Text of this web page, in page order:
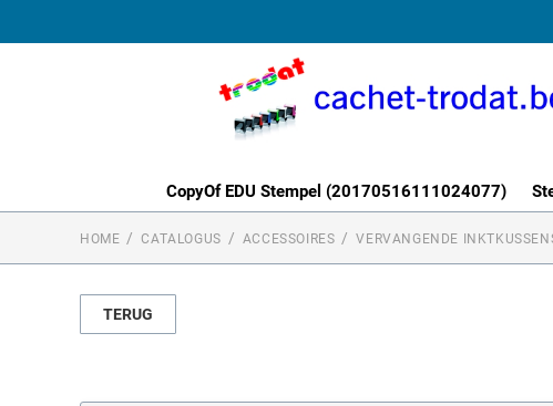
CopyOf EDU Stempel (20170516111024077)
HOME CATALOGUS ACCESSOIRES VERVANGENDE
TERUG